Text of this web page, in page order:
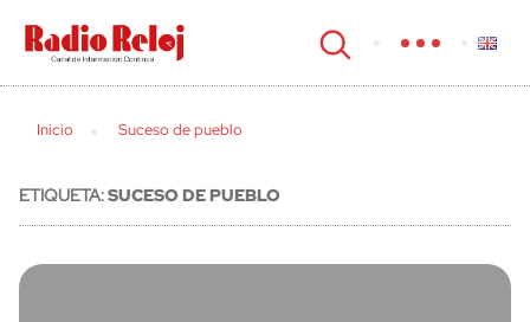
cerrar
Inicio Suceso de pueblo
ETIQUETA:SUCESO DE PUEBLO